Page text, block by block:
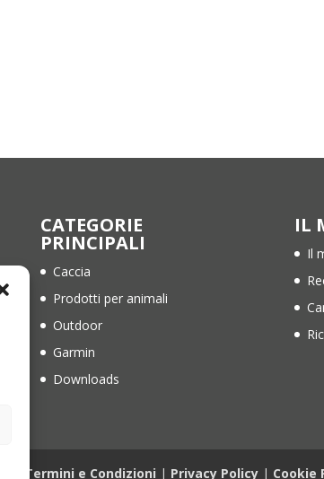
CATEGORIE
PRINCIPALI
Caccia
Prodotti per animali
Outdoor
Garmin
Downloads
IL
Il
Termini e Condizioni | Privacy Policy | Cookie